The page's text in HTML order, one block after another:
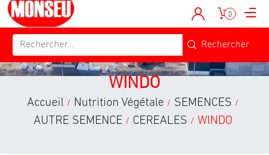
0
WINDO
Accueil / Nutrition Végétale / SEMENCES /
AUTRE SEMENCE / CEREALES / WINDO